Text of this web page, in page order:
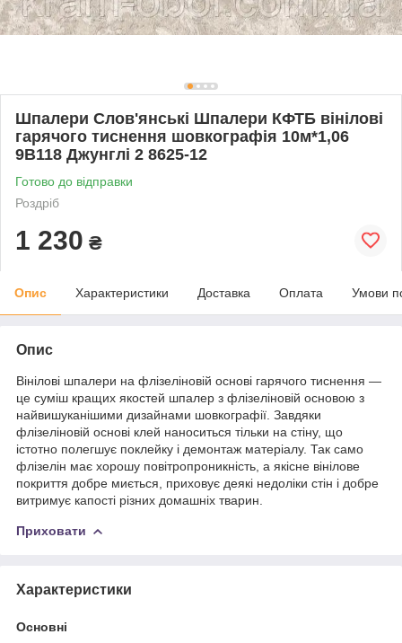
Шпалери Слов'янські Шпалери КФТБ вінілові
гарячого тиснення шовкографія 10м*1,06
9В118 Джунглі 2 8625-12
Готово до відправки
Роздріб
1 230 ₴
Опис Характеристики Доставка Оплата Умови
Опис
Вінілові шпалери на флізеліновій основі гарячого тиснення —
це суміш кращих якостей шпалер з флізеліновій основою з
найвишуканішими дизайнами шовкографії. Завдяки
флізеліновій основі клей наноситься тільки на стіну, що
істотно полегшує поклейку і демонтаж матеріалу. Так само
флізелін має хорошу повітропроникність, а якісне вінілове
покриття добре миється, приховує деякі недоліки стін і добре
витримує капості різних домашніх тварин.
Приховати
Характеристики
Основні